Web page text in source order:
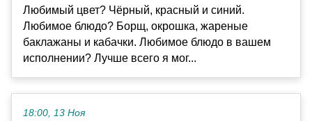
Любимый цвет? Чёрный, красный и синий.
Любимое блюдо? Борщ, окрошка, жареные
баклажаны и кабачки. Любимое блюдо в вашем
исполнении? Лучше всего я мог...
18:00, 13 Ноя